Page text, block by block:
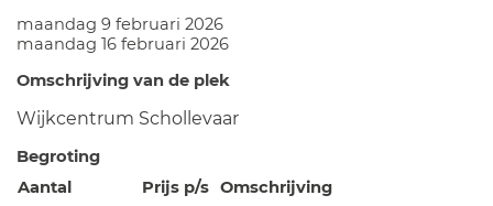
maandag 9 februari 2026
maandag 16 februari 2026
Omschrijving van de plek
Wijkcentrum Schollevaar
Begroting
Aantal
Prijs p/s Omschrijving